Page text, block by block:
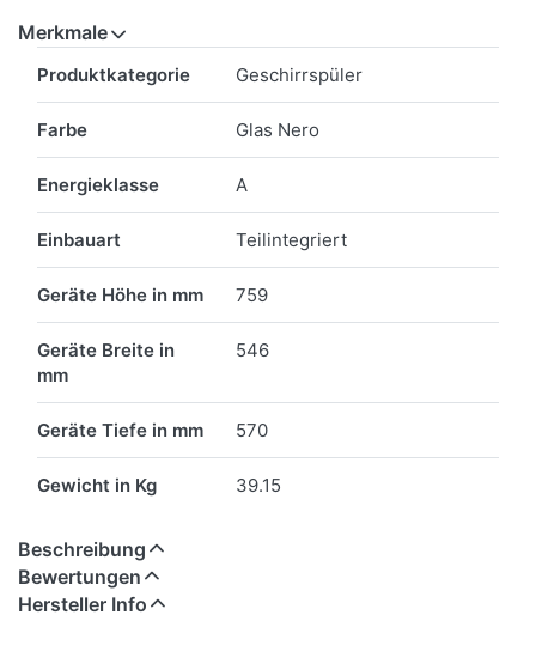
Merkmale
Produktkategorie Geschirrspüler
Farbe Glas Nero
Energieklasse A
Einbauart Teilintegriert
Geräte Höhe in mm 759
Geräte Breite in
mm
546
Geräte Tiefe in mm 570
Gewicht in Kg 39.15
Beschreibung
Bewertungen
Hersteller Info